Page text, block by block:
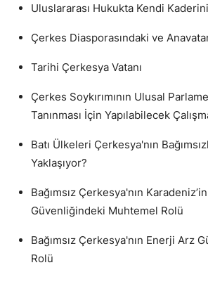
Uluslararası Hukukta Kendi
Çerkes Diasporasındaki ve
Tarihi Çerkesya Vatanı
Çerkes Soykırımının Ulusal
Tanınması İçin Yapılabilecek
Batı Ülkeleri Çerkesya'nın
Yaklaşıyor?
Bağımsız Çerkesya'nın
Güvenliğindeki Muhtemel Rolü
Bağımsız Çerkesya'nın Enerji Arz
Rolü